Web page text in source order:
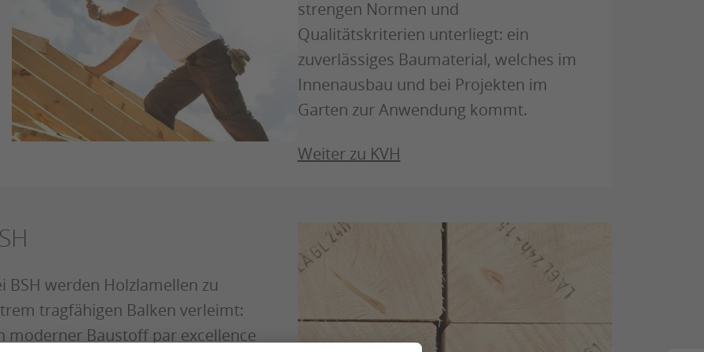
strengen Normen und
Qualitätskriterien unterliegt: ein
zuverlässiges Baumaterial, welches im
Innenausbau und bei Projekten im
Garten zur Anwendung kommt.
Weiter zu KVH
BSH werden Holzlamellen zu
tragfähigen Balken verleimt:
moderner Baustoff par excellence